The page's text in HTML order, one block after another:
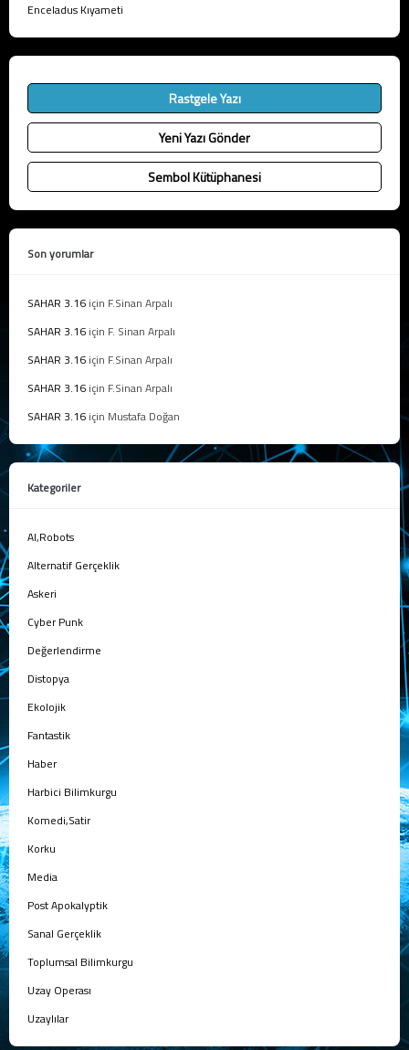
Enceladus Kıyameti
Rastgele Yazı
Yeni Yazı Gönder
Sembol Kütüphanesi
Son yorumlar
SAHAR 3.16 için F.Sinan Arpalı
SAHAR 3.16 için F. Sinan Arpalı
SAHAR 3.16 için F.Sinan Arpalı
SAHAR 3.16 için F.Sinan Arpalı
SAHAR 3.16 için Mustafa Doğan
Kategoriler
AI,Robots
Alternatif Gerçeklik
Askeri
Cyber Punk
Değerlendirme
Distopya
Ekolojik
Fantastik
Haber
Harbici Bilimkurgu
Komedi,Satir
Korku
Media
Post Apokalyptik
Sanal Gerçeklik
Toplumsal Bilimkurgu
Uzay Operası
Uzaylılar